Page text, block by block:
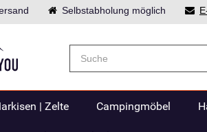
Selbstabholung möglich
| Zelte Campingmöbel